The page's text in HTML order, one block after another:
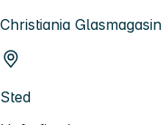
Christiania Glasmagasin
Sted